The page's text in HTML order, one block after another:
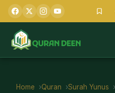
Home Quran Surah Yunus